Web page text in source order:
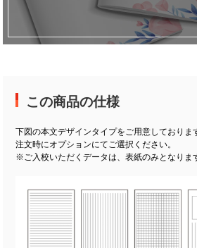
この商品の仕様
下図の本文デザインタイプをご用意しておりま
注文時にオプションにてご選択ください。
※ご入校いただくデータは、表紙のみとなりま
お支払い
梱包・包装
発送・配送
商品別のよくある質問
折り加工